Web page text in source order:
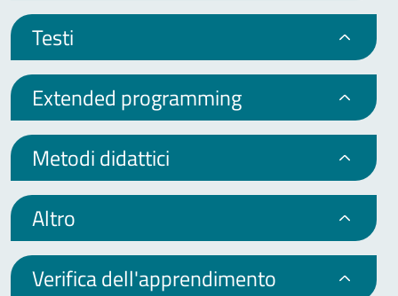
Testi
Extended programming
Metodi didattici
Altro
Verifica dell'apprendimento